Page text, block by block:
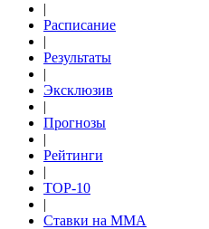
|
Расписание
|
Результаты
|
Эксклюзив
|
Прогнозы
|
Рейтинги
|
TOP-10
|
Ставки на ММА